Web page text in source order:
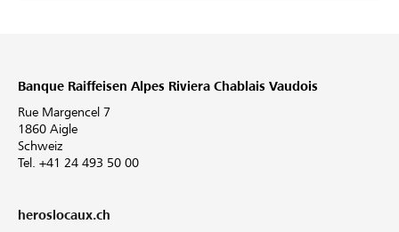
Banque Raiffeisen Alpes Riviera Chablais Vaudois
Rue Margencel 7
1860 Aigle
Schweiz
Tel. +41 24 493 50 00
heroslocaux.ch